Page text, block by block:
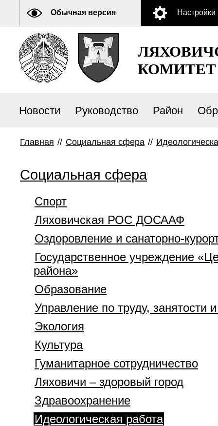
Обычная версия Настройки
КОМИТЕТ
Новости Руководство Район
Главная // Социальная сфера //
Социальная сфера
Спорт
Ляховичская РОС ДОСААФ
Оздоровление и санаторно-
Государственное учреждение
района»
Образование
Управление по труду, занятости
Экология
Культура
Гуманитарное сотрудничество
Ляховичи – здоровый город
Здравоохранение
Идеологическая работа